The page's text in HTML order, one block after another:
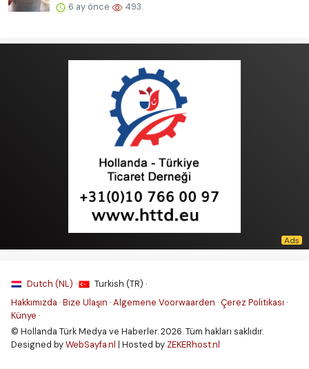
6 ay önce 493
Dutch (NL) ·
Turkish (TR) ·
Hakkımızda ·Bize Ulaşın ·Algemene Voorwaarden ·Çerez Politikası ·
Künye ·
© Hollanda Türk Medya ve Haberler. 2026. Tüm hakları saklıdır.
Designed byWebSayfa.nl | Hosted by ZEKERhost.nl